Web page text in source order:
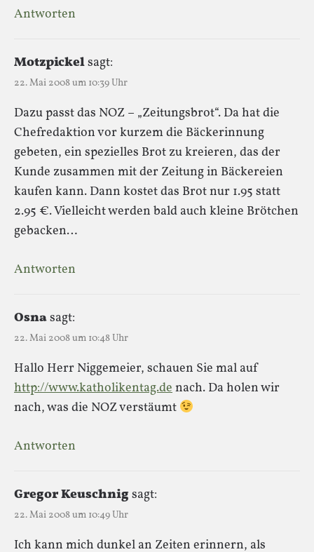
Antworten
Motzpickelsagt:
22. Mai 2008 um 10:39 Uhr
Dazu passt das NOZ – „Zeitungsbrot“. Da hat die
Chefredaktion vor kurzem die Bäckerinnung
gebeten, ein spezielles Brot zu kreieren, das der
Kunde zusammen mit der Zeitung in Bäckereien
kaufen kann. Dann kostet das Brot nur 1.95 statt
2.95 €. Vielleicht werden bald auch kleine Brötchen
gebacken…
Antworten
Osnasagt:
22. Mai 2008 um 10:48 Uhr
Hallo Herr Niggemeier, schauen Sie mal auf
http://www.katholikentag.denach. Da holen wir
nach, was die NOZ verstäumt
Antworten
Gregor Keuschnigsagt:
22. Mai 2008 um 10:49 Uhr
Ich kann mich dunkel an Zeiten erinnern, als